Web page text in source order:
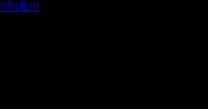
到着!!!